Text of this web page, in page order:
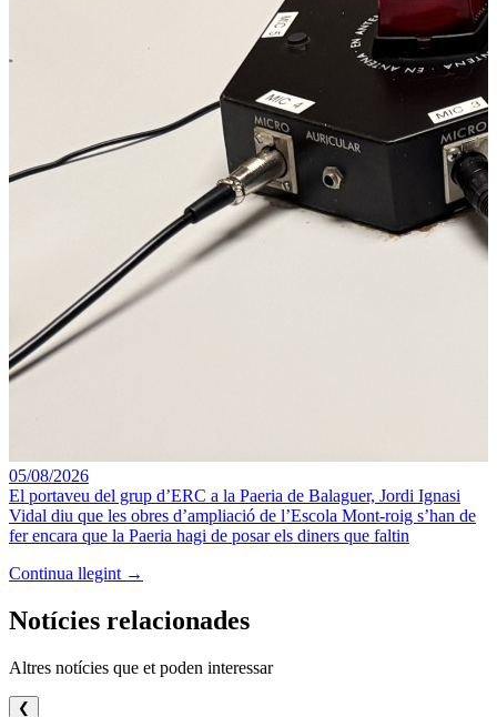
05/08/2026
El portaveu del grup d’ERC a la Paeria de Balaguer, Jordi Ignasi
Vidal diu que les obres d’ampliació de l’Escola Mont-roig s’han de
fer encara que la Paeria hagi de posar els diners que faltin
Continua llegint →
Notícies relacionades
Altres notícies que et poden interessar
❮